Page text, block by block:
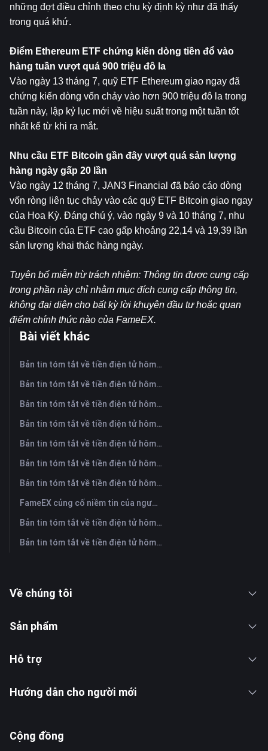
những đợt điều chỉnh theo chu kỳ định kỳ như đã thấy
trong quá khứ.
Điểm Ethereum ETF chứng kiến dòng tiền đổ vào
hàng tuần vượt quá 900 triệu đô la
Vào ngày 13 tháng 7, quỹ ETF Ethereum giao ngay đã
chứng kiến dòng vốn chảy vào hơn 900 triệu đô la trong
tuần này, lập kỷ lục mới về hiệu suất trong một tuần tốt
nhất kể từ khi ra mắt.
Nhu cầu ETF Bitcoin gần đây vượt quá sản lượng
hàng ngày gấp 20 lần
Vào ngày 12 tháng 7, JAN3 Financial đã báo cáo dòng
vốn ròng liên tục chảy vào các quỹ ETF Bitcoin giao ngay
của Hoa Kỳ. Đáng chú ý, vào ngày 9 và 10 tháng 7, nhu
cầu Bitcoin của ETF cao gấp khoảng 22,14 và 19,39 lần
sản lượng khai thác hàng ngày.
Tuyên bố miễn trừ trách nhiệm: Thông tin được cung cấp
trong phần này chỉ nhằm mục đích cung cấp thông tin,
không đại diện cho bất kỳ lời khuyên đầu tư hoặc quan
điểm chính thức nào của FameEX.
Bài viết khác
Bản tin tóm tắt về tiền điện tử hôm nay trên FameEX | Ngày 6 tháng 8 năm 2026
Bản tin tóm tắt về tiền điện tử hôm nay trên FameEX | Ngày 5 tháng 8 năm 2026
Bản tin tóm tắt về tiền điện tử hôm nay trên FameEX | Ngày 4 tháng 8 năm 2026
Bản tin tóm tắt về tiền điện tử hôm nay trên FameEX | Ngày 3 tháng 8 năm 2026
Bản tin tóm tắt về tiền điện tử hôm nay trên FameEX | Ngày 31 tháng 7 năm 2026
Bản tin tóm tắt về tiền điện tử hôm nay trên FameEX | Ngày 30 tháng 7 năm 2026
Bản tin tóm tắt về tiền điện tử hôm nay trên FameEX | Ngày 29 tháng 7 năm 2026
FameEX củng cố niềm tin của người dùng thông qua tám năm hoạt động ổn định và tăng trưởng toàn cầu
Bản tin tóm tắt về tiền điện tử hôm nay trên FameEX | Ngày 28 tháng 7 năm 2026
Bản tin tóm tắt về tiền điện tử hôm nay trên FameEX | Ngày 27 tháng 7 năm 2026
Về chúng tôi
Sản phẩm
Hỗ trợ
Hướng dẫn cho người mới
Cộng đồng